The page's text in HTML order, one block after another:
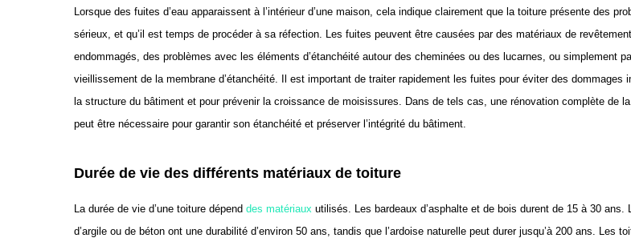
Lorsque des fuites d’eau apparaissent à l’intérieur d’une maison, cela indique clairement que la toiture présente des
sérieux, et qu’il est temps de procéder à sa réfection. Les fuites peuvent être causées par des matériaux de revêtement
endommagés, des problèmes avec les éléments d’étanchéité autour des cheminées ou des lucarnes, ou simplement
vieillissement de la membrane d’étanchéité. Il est important de traiter rapidement les fuites pour éviter des dommages
la structure du bâtiment et pour prévenir la croissance de moisissures. Dans de tels cas, une rénovation complète de
peut être nécessaire pour garantir son étanchéité et préserver l’intégrité du bâtiment.
Durée de vie des différents matériaux de toiture
La durée de vie d’une toiture dépend des matériaux utilisés. Les bardeaux d’asphalte et de bois durent de 15 à 30 ans.
d’argile ou de béton ont une durabilité d’environ 50 ans, tandis que l’ardoise naturelle peut durer jusqu’à 200 ans. Les